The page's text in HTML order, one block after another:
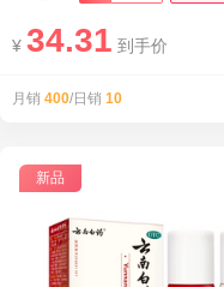
¥ 34.31 到手价
月销 400/日销 10
新品